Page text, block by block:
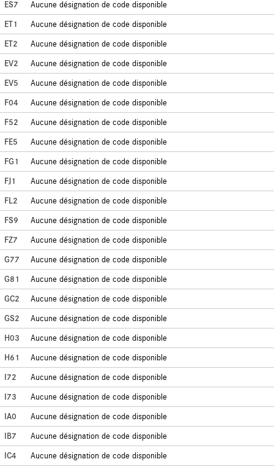
ES7
Aucune désignation de code disponible
ET1
Aucune désignation de code disponible
ET2
Aucune désignation de code disponible
EV2
Aucune désignation de code disponible
EV5
Aucune désignation de code disponible
F04
Aucune désignation de code disponible
F52
Aucune désignation de code disponible
FE5
Aucune désignation de code disponible
FG1
Aucune désignation de code disponible
FJ1
Aucune désignation de code disponible
FL2
Aucune désignation de code disponible
FS9
Aucune désignation de code disponible
FZ7
Aucune désignation de code disponible
G77
Aucune désignation de code disponible
G81
Aucune désignation de code disponible
GC2
Aucune désignation de code disponible
GS2
Aucune désignation de code disponible
H03
Aucune désignation de code disponible
H61
Aucune désignation de code disponible
I72
Aucune désignation de code disponible
I73
Aucune désignation de code disponible
IA0
Aucune désignation de code disponible
IB7
Aucune désignation de code disponible
IC4
Aucune désignation de code disponible